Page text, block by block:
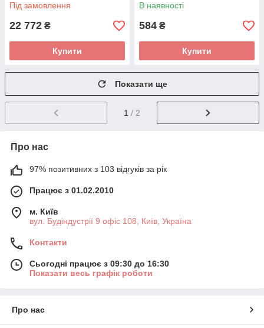
Під замовлення
22 772 ₴
Купити
В наявності
584 ₴
Купити
Показати ще
1 / 2
Про нас
97% позитивних з 103 відгуків за рік
Працює з 01.02.2010
м. Київ
вул. Будіндустрії 9 офіс 108, Київ, Україна
Контакти
Сьогодні працює з 09:30 до 16:30
Показати весь графік роботи
Про нас